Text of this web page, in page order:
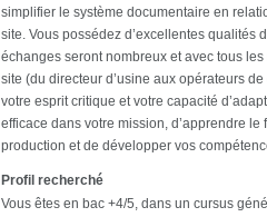
simplifier le système documentaire en
site. Vous possédez d’excellentes qualités
échanges seront nombreux et avec tous
site (du directeur d’usine aux opérateurs
votre esprit critique et votre capacité
efficace dans votre mission, d’apprendre le
production et de développer vos
Profil recherché
Vous êtes en bac +4/5, dans un cursus